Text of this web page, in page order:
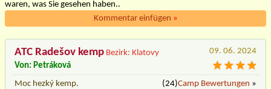
waren, was Sie gesehen haben..
Kommentar einfügen »
ATC Radešov kemp Bezirk: Klatovy
09. 06. 2024
Von: Petráková
Moc hezký kemp.
(24)Camp Bewertungen »